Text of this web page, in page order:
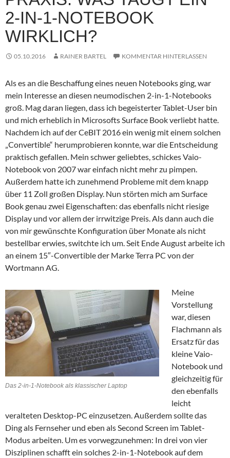
2-IN-1-NOTEBOOK
WIRKLICH?
05.10.2016 RAINER BARTEL KOMMENTAR HINTERLASSEN
Als es an die Beschaffung eines neuen Notebooks ging, war
mein Interesse an diesen neumodischen 2-in-1-Notebooks
groß. Mag daran liegen, dass ich begeisterter Tablet-User bin
und mich erheblich in Microsofts Surface Book verliebt hatte.
Nachdem ich auf der CeBIT 2016 ein wenig mit einem solchen
„Convertible“ herumprobieren konnte, war die Entscheidung
praktisch gefallen. Mein schwer geliebtes, schickes Vaio-
Notebook von 2007 war einfach nicht mehr zu pimpen.
Außerdem hatte ich zunehmend Probleme mit dem knapp
über 11 Zoll großen Display. Nun störten mich am Surface
Book genau zwei Eigenschaften: das ebenfalls nicht riesige
Display und vor allem der irrwitzige Preis. Als dann auch die
von mir gewünschte Konfiguration über Monate als nicht
bestellbar erwies, switchte ich um. Seit Ende August arbeite ich
an einem 15″-Convertible der Marke Terra PC von der
Wortmann AG.
Das 2-in-1-Notebook als klassischer Laptop
Meine
Vorstellung
war, diesen
Flachmann als
Ersatz für das
kleine Vaio-
Notebook und
gleichzeitig für
den ebenfalls
leicht
veralteten Desktop-PC einzusetzen. Außerdem sollte das
Ding als Fernseher und eben als Second Screen im Tablet-
Modus arbeiten. Um es vorwegzunehmen: In drei von vier
Disziplinen schafft ein solches 2-in-1-Notebook auf dem